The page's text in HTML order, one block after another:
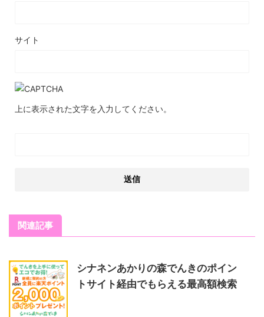
サイト
上に表示された文字を入力してください。
関連記事
シナネンあかりの森でんきのポイン
トサイト経由でもらえる最高額検索